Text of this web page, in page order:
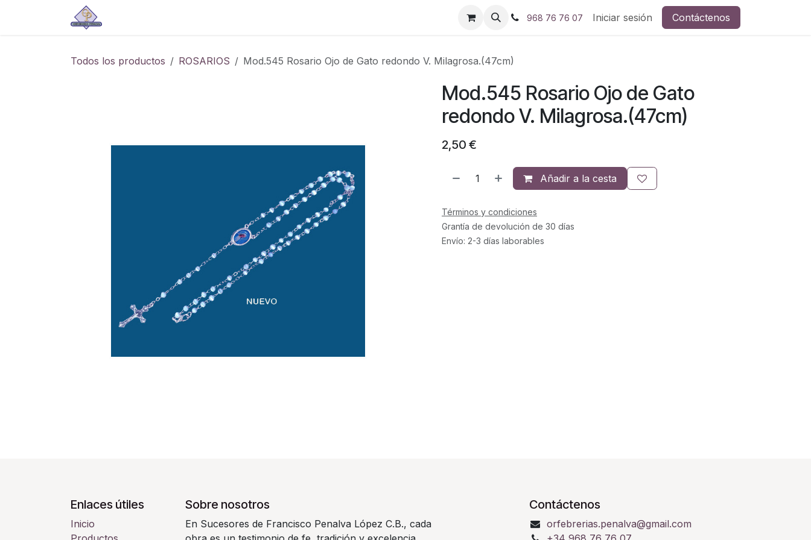
968 76 76 07 Iniciar sesión Contáctenos
Todos los productos ROSARIOS Mod.545 Rosario Ojo de Gato redondo V. Milagrosa.(47cm)
Mod.545 Rosario Ojo de Gato
redondo V. Milagrosa.(47cm)
2,50 €
Añadir a la cesta
Términos y condiciones
Grantía de devolución de 30 días
Envío: 2-3 días laborables
Enlaces útiles
Inicio
Sobre nosotros
En Sucesores de Francisco Penalva López C.B., cada
Contáctenos
orfebrerias.penalva@gmail.com